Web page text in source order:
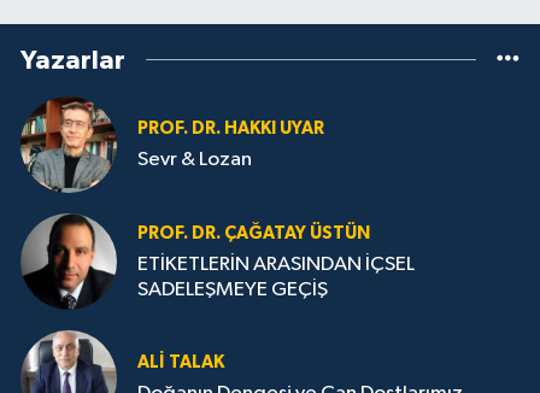
Yazarlar
PROF. DR. HAKKI UYAR
Sevr & Lozan
PROF. DR. ÇAĞATAY ÜSTÜN
ETİKETLERİN ARASINDAN İÇSEL
SADELEŞMEYE GEÇİŞ
ALI TALAK